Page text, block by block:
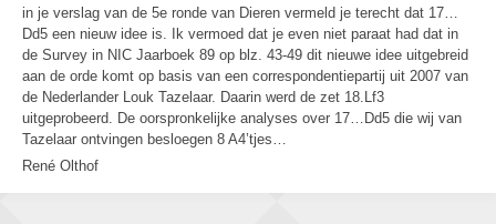
in je verslag van de 5e ronde van Dieren vermeld je terecht dat 17…
Dd5 een nieuw idee is. Ik vermoed dat je even niet paraat had dat in
de Survey in NIC Jaarboek 89 op blz. 43-49 dit nieuwe idee uitgebreid
aan de orde komt op basis van een correspondentiepartij uit 2007 van
de Nederlander Louk Tazelaar. Daarin werd de zet 18.Lf3
uitgeprobeerd. De oorspronkelijke analyses over 17…Dd5 die wij van
Tazelaar ontvingen besloegen 8 A4’tjes…
René Olthof